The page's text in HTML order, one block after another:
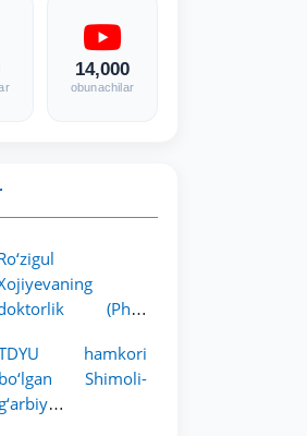
14,000
obunachilar
(PhD)
himoyasi bo‘lib
o‘tadi
hamkori
bo‘lgan Shimoli-
g‘arbiy